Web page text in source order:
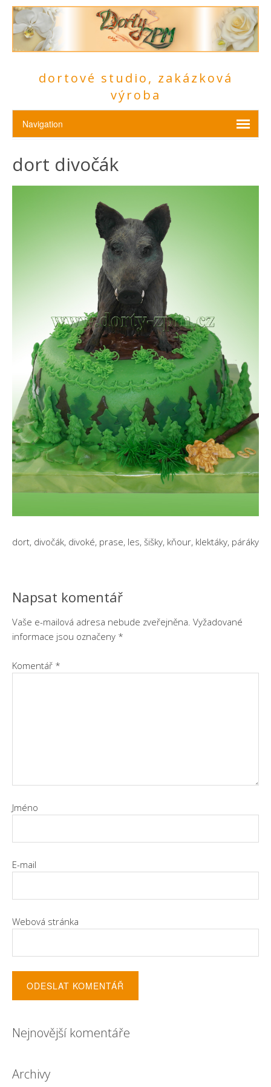
dortové studio, zakázková
výroba
dort divočák
dort, divočák, divoké, prase, les, šišky, kňour, klektáky, páráky
Napsat komentář
Vaše e-mailová adresa nebude zveřejněna. Vyžadované
informace jsou označeny *
Komentář *
Jméno
E-mail
Webová stránka
Nejnovější komentáře
Archivy